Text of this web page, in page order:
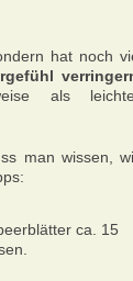
hat noch
als
man wissen,
ca. 15